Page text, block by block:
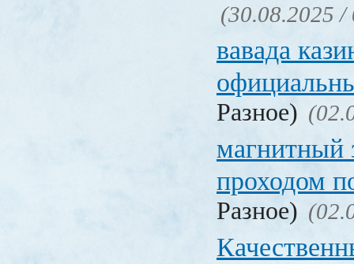
(30.08.2025 /
вавада
Разное)
магнитный
проходом
Разное)